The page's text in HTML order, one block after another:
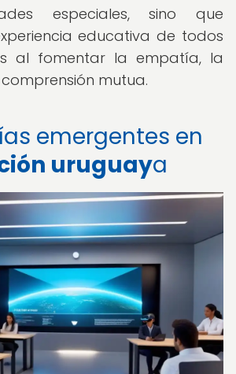
especiales, sino que
educativa de todos
al fomentar la empatía, la
mutua.
emergentes en
uruguaya